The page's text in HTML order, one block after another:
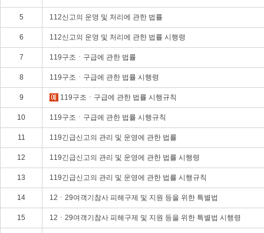
5 112신고의 운영 및 처리에 관한 법률
6 112신고의 운영 및 처리에 관한 법률 시행령
7 119구조ㆍ구급에 관한 법률
8 119구조ㆍ구급에 관한 법률 시행령
9 119구조ㆍ구급에 관한 법률 시행규칙
10 119구조ㆍ구급에 관한 법률 시행규칙
11 119긴급신고의 관리 및 운영에 관한 법률
12 119긴급신고의 관리 및 운영에 관한 법률 시행령
13 119긴급신고의 관리 및 운영에 관한 법률 시행규칙
14 12ㆍ29여객기참사 피해구제 및 지원 등을 위한 특별법
15 12ㆍ29여객기참사 피해구제 및 지원 등을 위한 특별법 시행령